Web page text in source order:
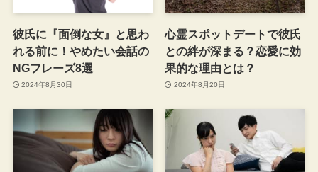
彼氏に『面倒な女』と思わ
れる前に！やめたい会話の
NGフレーズ8選
2024年8月30日
心霊スポットデートで彼氏
との絆が深まる？恋愛に効
果的な理由とは？
2024年8月20日